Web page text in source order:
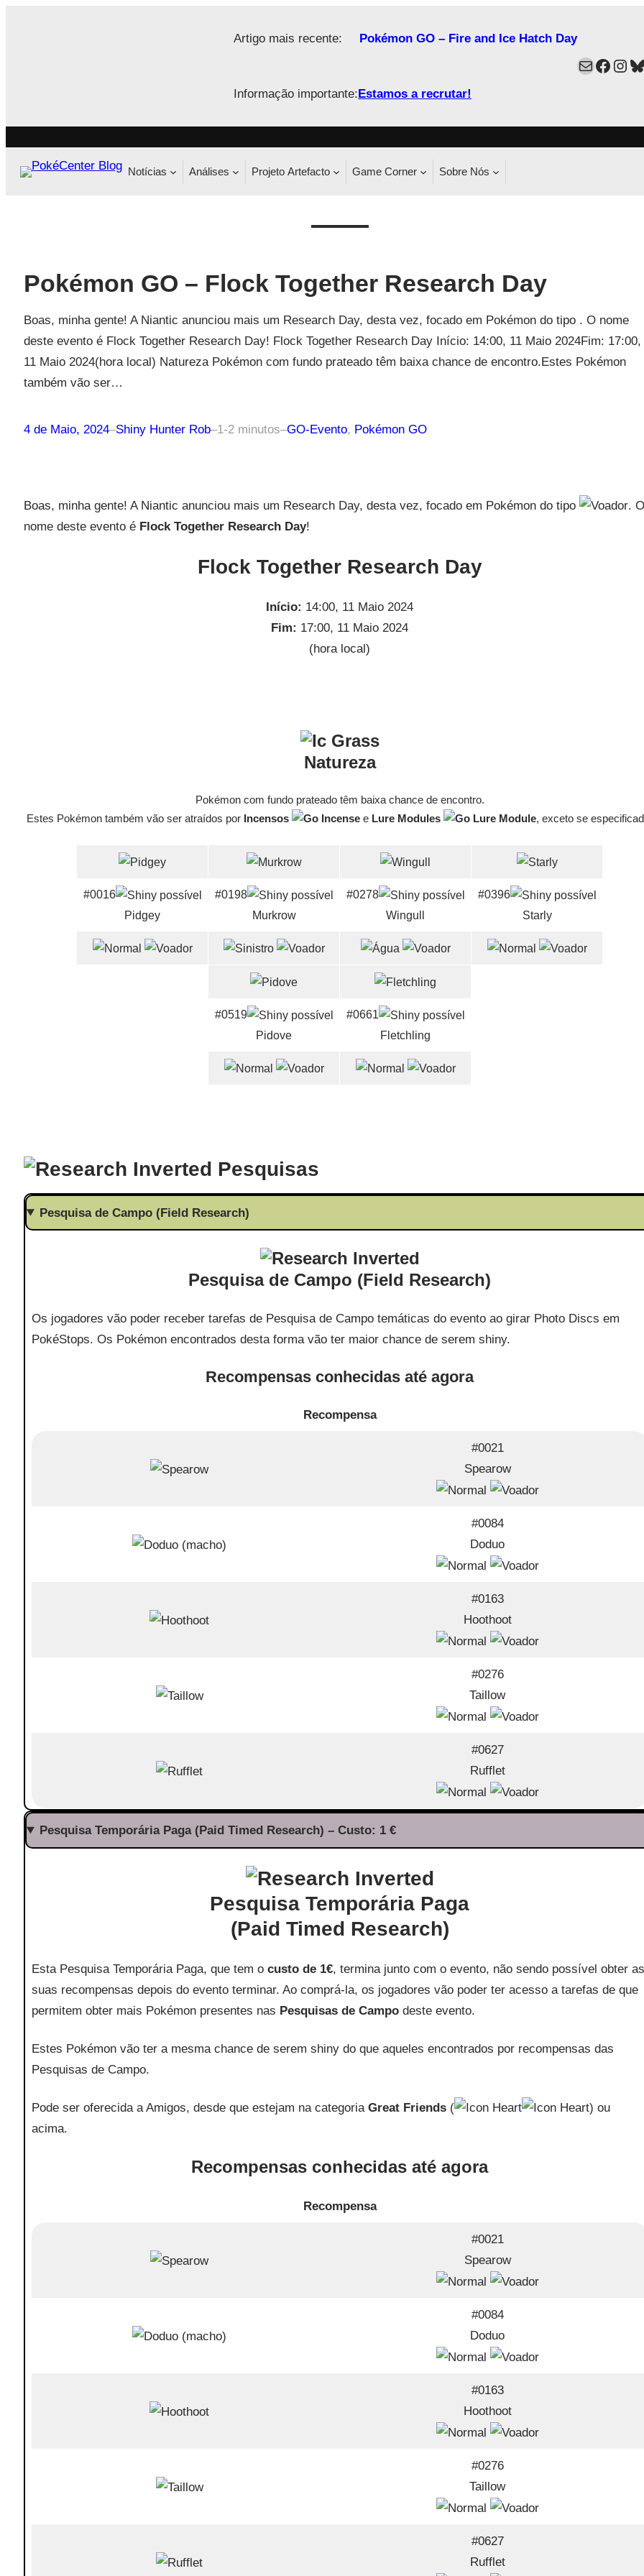
Artigo mais recente: Pokémon GO – Fire and Ice Hatch Day
Informação importante:Estamos a recrutar!
Mail
Notícias Análises Projeto Artefacto Game Corner Sobre Nós
Pokémon GO – Flock Together Research Day
Boas, minha gente! A Niantic anunciou mais um Research Day, desta vez, focado em Pokémon do tipo . O nome
deste evento é Flock Together Research Day! Flock Together Research Day Início: 14:00, 11 Maio 2024Fim: 17:00,
11 Maio 2024(hora local) Natureza Pokémon com fundo prateado têm baixa chance de encontro.Estes Pokémon
também vão ser…
4 de Maio, 2024–Shiny Hunter Rob–1-2 minutos–GO-Evento, Pokémon GO
Boas, minha gente! A Niantic anunciou mais um Research Day, desta vez, focado em Pokémon do tipo
. O
nome deste evento é Flock Together Research Day!
Flock Together Research Day
Início: 14:00, 11 Maio 2024
Fim: 17:00, 11 Maio 2024
(hora local)
Natureza
Pokémon com fundo prateado têm baixa chance de encontro.
Estes Pokémon também vão ser atraídos por Incensos e Lure Modules , exceto se
#0016
Pidgey
#0198
Murkrow
#0278
Wingull
#0396
Starly
#0519
Pidove
#0661
Fletchling
Pesquisas
Pesquisa de Campo (Field Research)
Pesquisa de Campo (Field Research)
Os jogadores vão poder receber tarefas de Pesquisa de Campo temáticas do evento ao girar Photo Discs em
PokéStops. Os Pokémon encontrados desta forma vão ter maior chance de serem shiny.
Recompensas conhecidas até agora
Recompensa
#0021
Spearow
#0084
Doduo
#0163
Hoothoot
#0276
Taillow
#0627
Rufflet
Pesquisa Temporária Paga (Paid Timed Research) – Custo: 1 €
Pesquisa Temporária Paga
(Paid Timed Research)
Esta Pesquisa Temporária Paga, que tem o custo de 1€, termina junto com o evento, não sendo possível obter as
suas recompensas depois do evento terminar. Ao comprá-la, os jogadores vão poder ter acesso a tarefas de que
permitem obter mais Pokémon presentes nas Pesquisas de Campodeste evento.
Estes Pokémon vão ter a mesma chance de serem shiny do que aqueles encontrados por recompensas das
Pesquisas de Campo.
Pode ser oferecida a Amigos, desde que estejam na categoria Great Friends(
) ou
acima.
Recompensas conhecidas até agora
Recompensa
#0021
Spearow
#0084
Doduo
#0163
Hoothoot
#0276
Taillow
#0627
Rufflet